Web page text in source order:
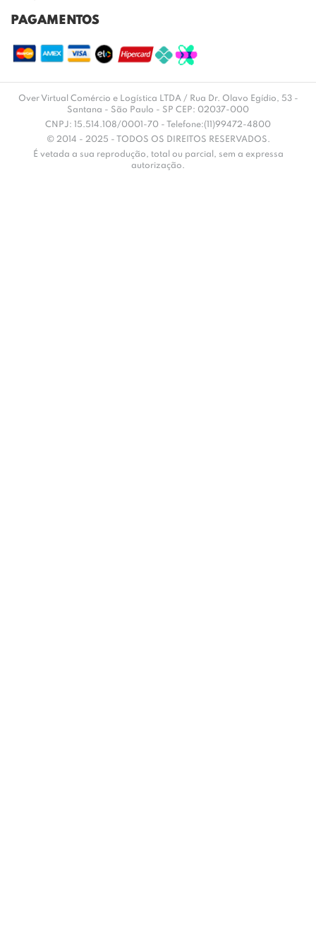
PAGAMENTOS
Over Virtual Comércio e Logística LTDA / Rua Dr. Olavo Egídio, 53 -
Santana - São Paulo - SP CEP: 02037-000
CNPJ: 15.514.108/0001-70 - Telefone:(11)99472-4800
© 2014 - 2025 - TODOS OS DIREITOS RESERVADOS.
É vetada a sua reprodução, total ou parcial, sem a expressa
autorização.